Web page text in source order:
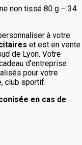
non tissé 80 g – 34
à votre
et est en vente
de Lyon. Votre
d’entreprise
pour votre
club sportif.
en cas de